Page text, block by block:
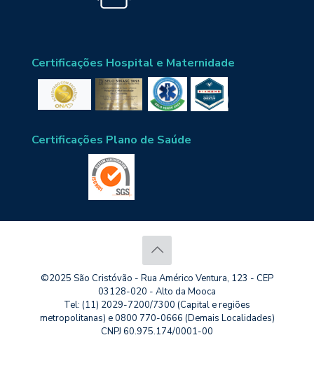
Certificações Hospital e Maternidade
Certificações Plano de Saúde
©2025 São Cristóvão - Rua Américo Ventura, 123 - CEP
03128-020 - Alto da Mooca
Tel: (11) 2029-7200/7300 (Capital e regiões
metropolitanas) e 0800 770-0666 (Demais Localidades)
CNPJ 60.975.174/0001-00